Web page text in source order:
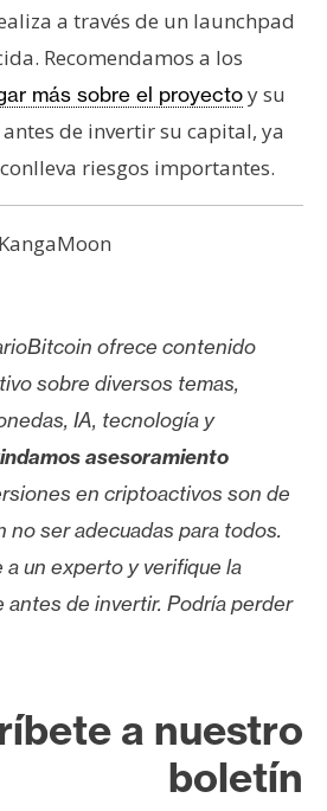
a través de un launchpad
Recomendamos a los
más sobre el proyectoy su
de invertir su capital, ya
riesgos importantes.
ofrece contenido
sobre diversos temas,
IA, tecnología y
asesoramiento
en criptoactivos son de
no ser adecuadas para todos.
un experto y verifique la
antes de invertir. Podría perder
a nuestro
boletín